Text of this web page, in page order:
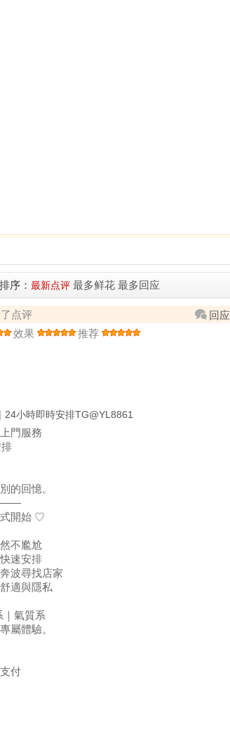
排序： 最新点评 最多鲜花 最多回应
回应
点评
效果 推荐
小時即時安排TG@YL8861
門服務
的回憶。
——
式開始 ♡
不尷尬
速安排
波尋找店家
適與隱私
｜氣質系
屬體驗。
付